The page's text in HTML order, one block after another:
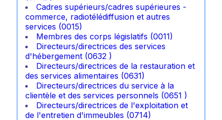
Cadres supérieurs/cadres supérieures -
commerce, radiotélédiffusion et autres
services (0015)
Membres des corps législatifs (0011)
Directeurs/directrices des services
d'hébergement (0632 )
Directeurs/directrices de la restauration et
des services alimentaires (0631)
Directeurs/directrices du service à la
clientèle et des services personnels (0651 )
Directeurs/directrices de l'exploitation et
de l'entretien d'immeubles (0714)